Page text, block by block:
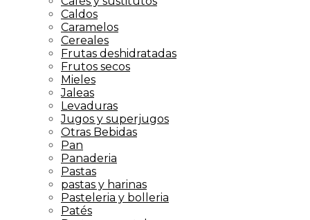
Caldos
Caramelos
Cereales
Frutas deshidratadas
Frutos secos
Mieles
Jaleas
Levaduras
Jugos y superjugos
Otras Bebidas
Pan
Panaderia
Pastas
pastas y harinas
Pasteleria y bolleria
Patés